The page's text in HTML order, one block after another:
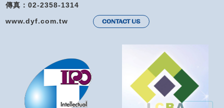
傳真：02-2358-1314
www.dyf.com.tw
CONTACT US